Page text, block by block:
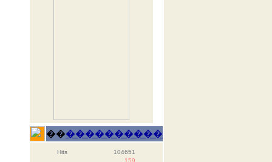
������������
Hits
104651
159